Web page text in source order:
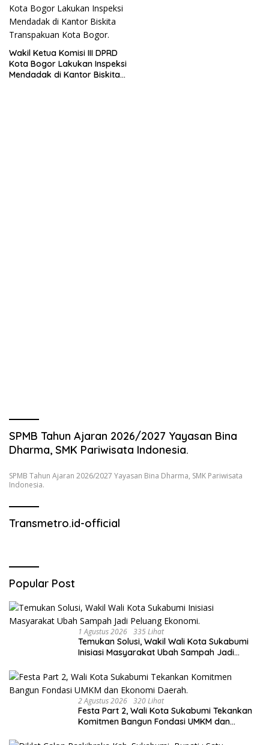
Wakil Ketua Komisi III DPRD
Kota Bogor Lakukan Inspeksi
Mendadak di Kantor Biskita
SPMB Tahun Ajaran 2026/2027 Yayasan Bina
Dharma, SMK Pariwisata Indonesia.
SPMB Tahun Ajaran 2026/2027 Yayasan Bina Dharma, SMK Pariwisata
Indonesia.
Transmetro.id-official
Popular Post
1 Agustus 2026 335 Lihat
Temukan Solusi, Wakil Wali Kota Sukabumi
Inisiasi Masyarakat Ubah Sampah Jadi
2 Agustus 2026 320 Lihat
Festa Part 2, Wali Kota Sukabumi Tekankan
Komitmen Bangun Fondasi UMKM dan